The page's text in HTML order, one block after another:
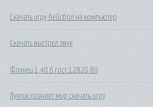
Скачать игру бейсбол на компьютер
Скачать выстрел звук
Фланец 1 40 6 гост 12820 80
Лунтик познает мир скачать игру